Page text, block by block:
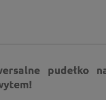
pudełko